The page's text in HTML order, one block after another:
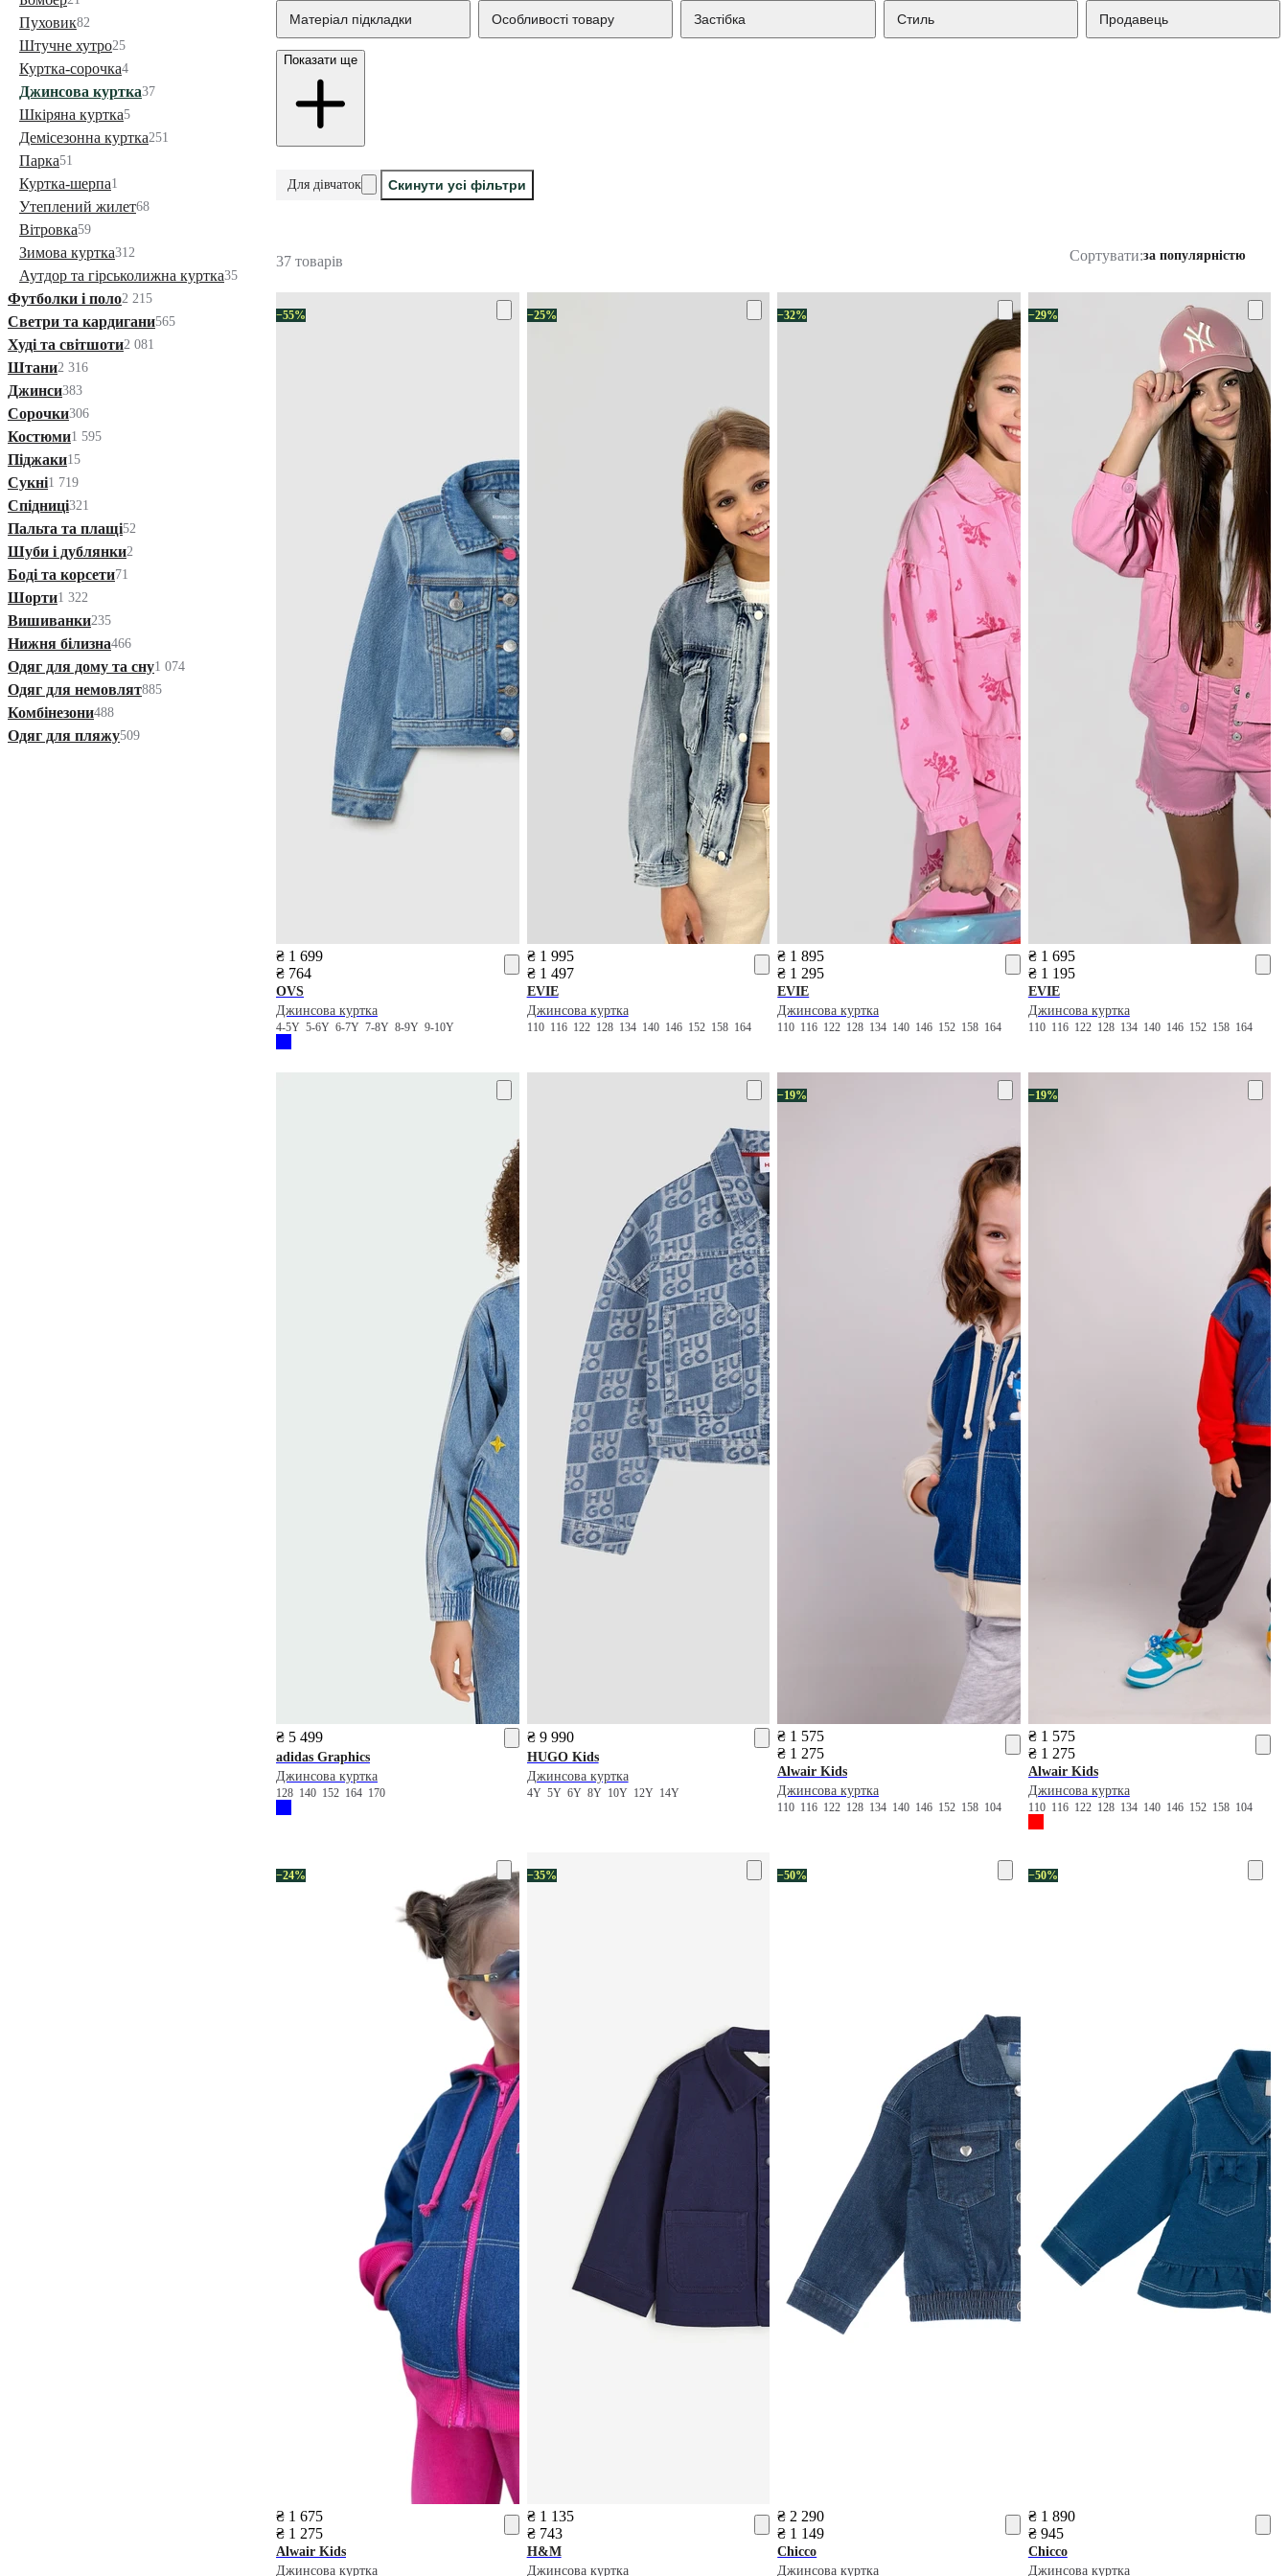
Пуховик82
Штучне хутро25
Куртка-сорочка4
Джинсова куртка37
Шкіряна куртка5
Демісезонна куртка251
Парка51
Куртка-шерпа1
Утеплений жилет68
Вітровка59
Зимова куртка312
Аутдор та гірськолижна куртка35
Футболки і поло2 215
Светри та кардигани565
Худі та світшоти2 081
Штани2 316
Джинси383
Сорочки306
Костюми1 595
Піджаки15
Сукні1 719
Спідниці321
Пальта та плащі52
Шуби і дублянки2
Боді та корсети71
Шорти1 322
Вишиванки235
Нижня білизна466
Одяг для дому та сну1 074
Одяг для немовлят885
Комбінезони488
Одяг для пляжу509
Матеріал підкладки Особливості товару Застібка Стиль Продавець
Показати ще
Для дівчаток Скинути усі фільтри
37 товарів Сортувати:за популярністю
−55%
₴ 1 699
₴ 764
OVS
Джинсова куртка
4-5Y 5-6Y 6-7Y 7-8Y 8-9Y 9-10Y
−25%
₴ 1 995
₴ 1 497
EVIE
Джинсова куртка
110 116 122 128 134 140 146 152 158 164
−32%
₴ 1 895
₴ 1 295
EVIE
Джинсова куртка
110 116 122 128 134 140 146 152 158 164
−29%
₴ 1 695
₴ 1 195
EVIE
Джинсова куртка
110 116 122 128 134 140 146 152 158 164
₴ 5 499
adidas Graphics
Джинсова куртка
128 140 152 164 170
₴ 9 990
HUGO Kids
Джинсова куртка
4Y 5Y 6Y 8Y 10Y 12Y 14Y
−19%
₴ 1 575
₴ 1 275
Alwair Kids
Джинсова куртка
110 116 122 128 134 140 146 152 158 104
−19%
₴ 1 575
₴ 1 275
Alwair Kids
Джинсова куртка
110 116 122 128 134 140 146 152 158 104
−24%
₴ 1 675
₴ 1 275
Alwair Kids
Джинсова куртка
−35%
₴ 1 135
₴ 743
H&M
Джинсова куртка
−50%
₴ 2 290
₴ 1 149
Chicco
Джинсова куртка
−50%
₴ 1 890
₴ 945
Chicco
Джинсова куртка